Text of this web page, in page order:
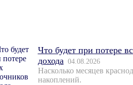
Что будет при потере
дохода 04.08.2026
Насколько месяцев
накоплений.